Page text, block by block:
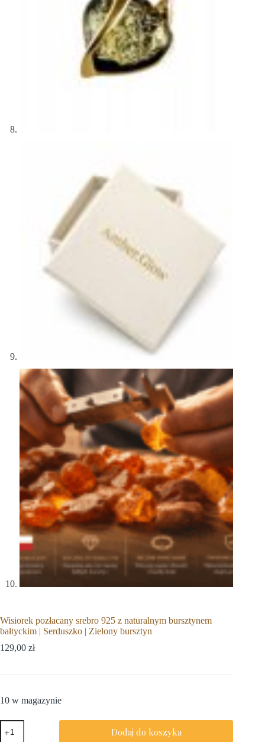
Wisiorek pozłacany srebro 925 z naturalnym bursztynem
bałtyckim | Serduszko | Zielony bursztyn
129,00 zł
10 w magazynie
Dodaj do koszyka